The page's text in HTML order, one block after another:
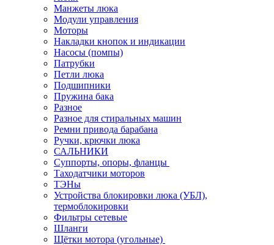
Манжеты люка
Модули управления
Моторы
Накладки кнопок и индикации
Насосы (помпы)
Патрубки
Петли люка
Подшипники
Пружина бака
Разное
Разное для стиральных машин
Ремни привода барабана
Ручки, крючки люка
САЛЬНИКИ
Суппорты, опоры, фланцы
Таходатчики моторов
ТЭНы
Устройства блокировки люка (УБЛ),
термоблокировки
Фильтры сетевые
Шланги
Щётки мотора (угольные)